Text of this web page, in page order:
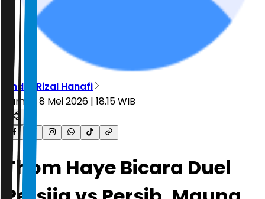
Andre Rizal Hanafi
Jumat, 8 Mei 2026 | 18.15 WIB
Thom Haye Bicara Duel